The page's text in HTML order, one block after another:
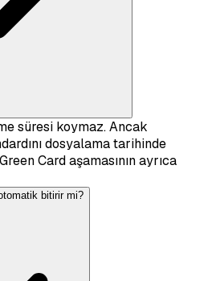
süresi koymaz. Ancak
dosyalama tarihinde
Card aşamasının ayrıca
bitirir mi?